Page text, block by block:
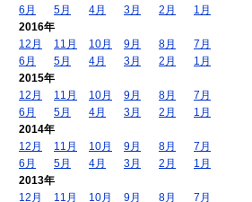
6月
5月 4月 3月 2月
1月
2016年
12月
11月 10月 9月 8月
7月
6月
5月 4月 3月 2月
1月
2015年
12月
11月 10月 9月 8月
7月
6月
5月 4月 3月 2月
1月
2014年
12月
11月 10月 9月 8月
7月
6月
5月 4月 3月 2月
1月
2013年
12月
11月 10月 9月 8月 7月